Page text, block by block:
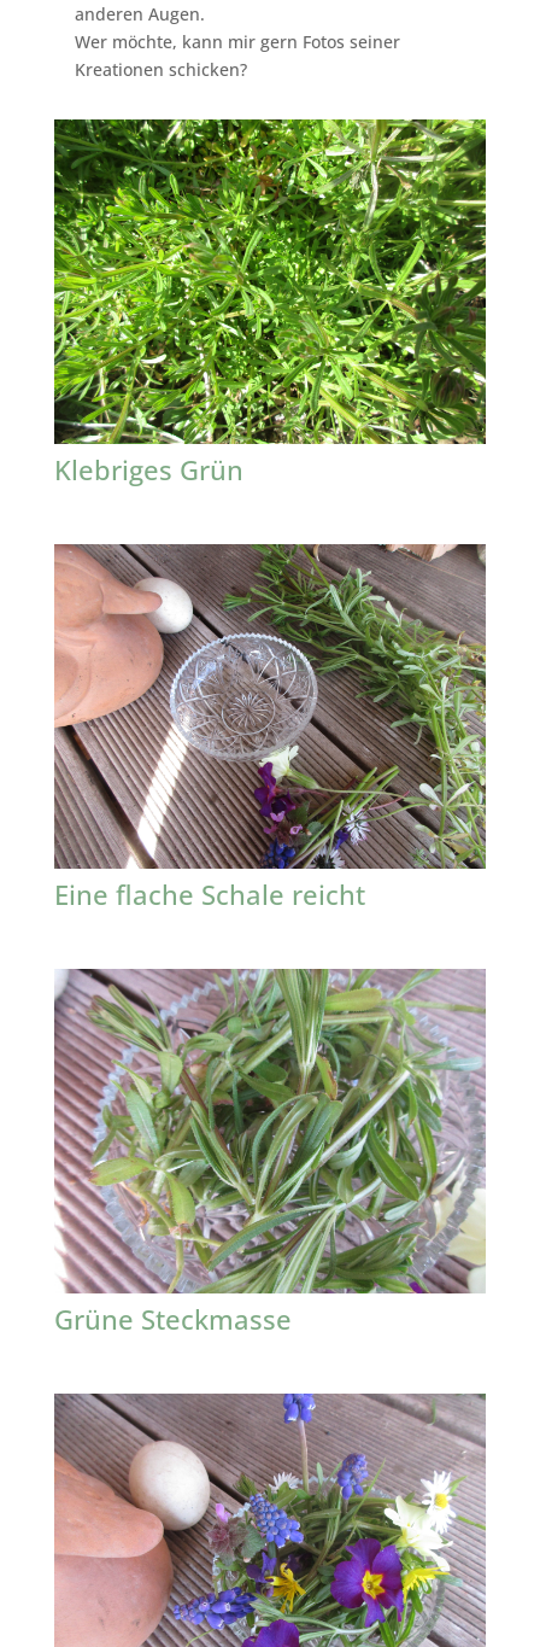
anderen Augen.
Wer möchte, kann mir gern Fotos seiner
Kreationen schicken?
Klebriges Grün
Eine flache Schale reicht
Grüne Steckmasse